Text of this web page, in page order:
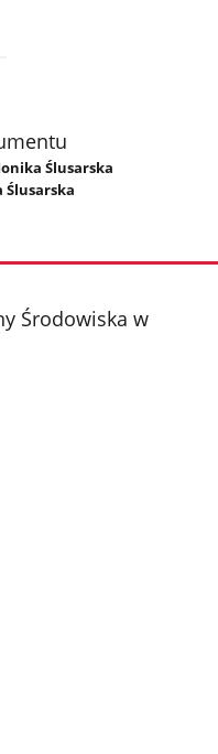
Ślusarska
Ślusarska
Środowiska w